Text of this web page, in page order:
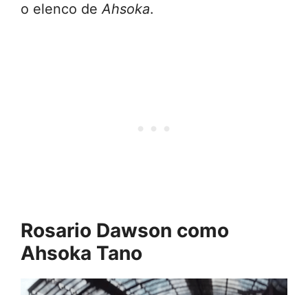
o elenco deAhsoka.
Rosario Dawson como
Ahsoka Tano